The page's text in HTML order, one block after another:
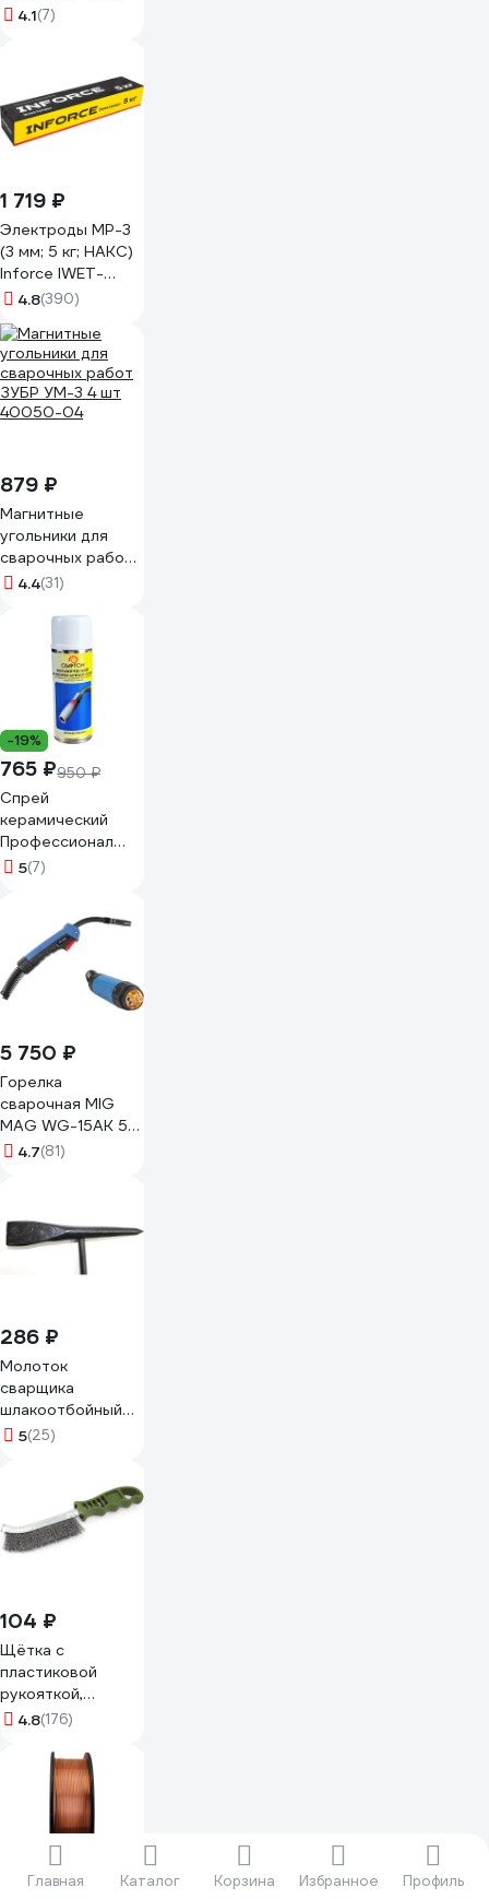
Главная Каталог Корзина Избранное Профиль
сварки Elitech
0606.000800
172525
4.1(7)
1 719 ₽
Электроды МР-3
(3 мм; 5 кг; НАКС)
Inforce IWET-
3050M
4.8(390)
879 ₽
Магнитные
угольники для
сварочных работ
ЗУБР УМ-3 4 шт
4.4(31)
-19%
765 ₽950 ₽
Спрей
керамический
Профессионал
СВАРТОН 7SP001
5(7)
5 750 ₽
Горелка
сварочная MIG
MAG WG-15AK 5
м, 180 А SOLARIS
4.7(81)
286 ₽
Молоток
сварщика
шлакоотбойный
Дока СН-01
5(25)
104 ₽
Щётка с
пластиковой
рукояткой,
стальная щетина
270211
4.8(176)